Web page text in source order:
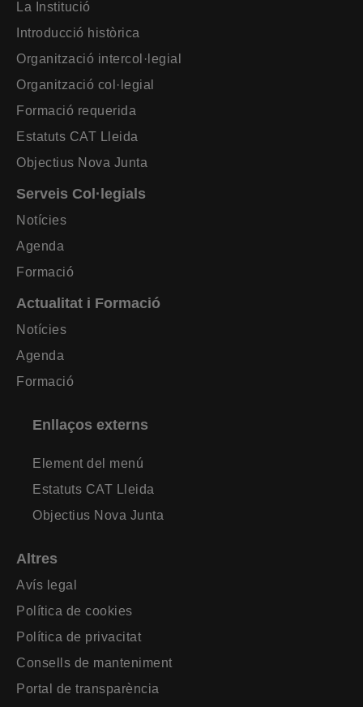
La Institució
Introducció històrica
Organització intercol·legial
Organització col·legial
Formació requerida
Estatuts CAT Lleida
Objectius Nova Junta
Serveis Col·legials
Notícies
Agenda
Formació
Actualitat i Formació
Notícies
Agenda
Formació
Enllaços externs
Element del menú
Estatuts CAT Lleida
Objectius Nova Junta
Altres
Avís legal
Política de cookies
Política de privacitat
Consells de manteniment
Portal de transparència